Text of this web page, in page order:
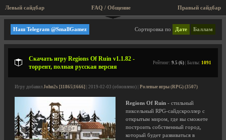
Левый сайдбар Правый сайдбар
FAQ / Общение
Аркады
Сортировка по Дате Баллам
Наш Telegram @SmallGamez
Скачать игру Regions Of Ruin v1.1.82 -
торрент, полная русская версия
Рейтинг: 9.5 (6) | Баллы: 1091
Игру добавил John2s [11865|1666] | 2019-02-03 (обновлено) | Ролевые игры (RPG) (3507)
Regions Of Ruin - стильный
пиксельный RPG-сайдскроллер с
открытым миром, где вы сможете
построить собственный город,
который будет развиваться в